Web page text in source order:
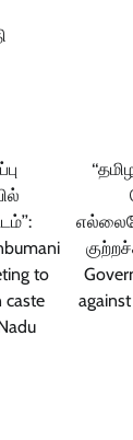
to
caste